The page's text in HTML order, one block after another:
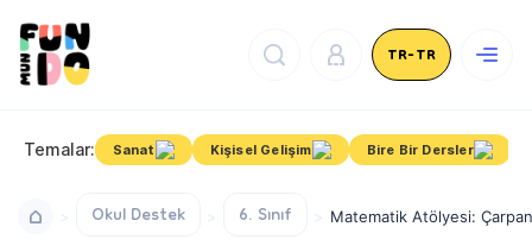
TR-TR
Temalar: Sanat Kişisel Gelişim Bire Bir Dersler
Okul Destek 6. Sınıf Matematik Atölyesi: